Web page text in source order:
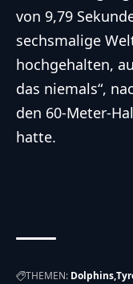
von 9,79
sechsmalige
hochgehalten,
das niemals“,
den 60-Meter-
hatte.
THEMEN: Dolphins